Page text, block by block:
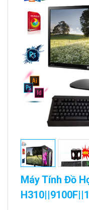
Máy Tính Đồ